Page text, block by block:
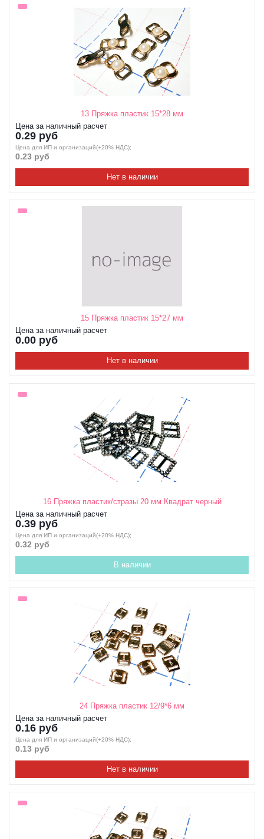
13 Пряжка пластик 15*28 мм
Цена за наличный расчет
0.29 руб
Цена для ИП и организаций(+20% НДС);
0.23 руб
Нет в наличии
15 Пряжка пластик 15*27 мм
Цена за наличный расчет
0.00 руб
Нет в наличии
16 Пряжка пластик/стразы 20 мм Квадрат черный
Цена за наличный расчет
0.39 руб
Цена для ИП и организаций(+20% НДС);
0.32 руб
В наличии
24 Пряжка пластик 12/9*6 мм
Цена за наличный расчет
0.16 руб
Цена для ИП и организаций(+20% НДС);
0.13 руб
Нет в наличии